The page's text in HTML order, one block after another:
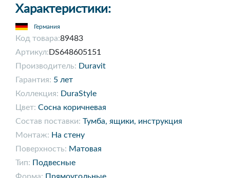
Характеристики:
Германия
Код товара:89483
Артикул: DS648605151
Производитель: Duravit
Гарантия: 5 лет
Коллекция: DuraStyle
Цвет: Сосна коричневая
Состав поставки: Тумба, ящики, инструкция
Монтаж: На стену
Поверхность: Матовая
Тип: Подвесные